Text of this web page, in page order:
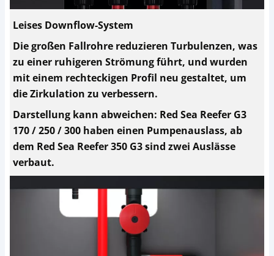
Leises Downflow-System
Die großen Fallrohre reduzieren Turbulenzen, was
zu einer ruhigeren Strömung führt, und wurden
mit einem rechteckigen Profil neu gestaltet, um
die Zirkulation zu verbessern.
Darstellung kann abweichen: Red Sea Reefer G3
170 / 250 / 300 haben einen Pumpenauslass, ab
dem Red Sea Reefer 350 G3 sind zwei Auslässe
verbaut.